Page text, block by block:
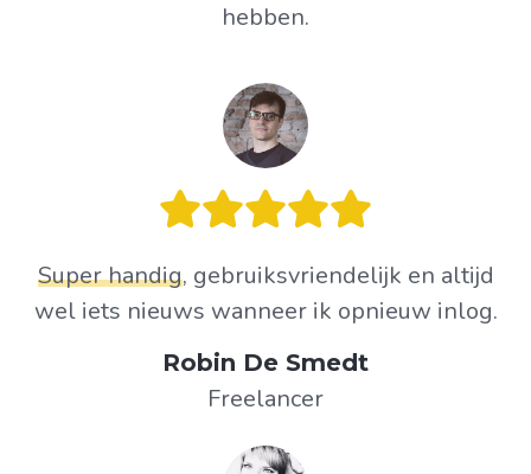
hebben.
Super handig, gebruiksvriendelijk en altijd
wel iets nieuws wanneer ik opnieuw inlog.
Robin De Smedt
Freelancer